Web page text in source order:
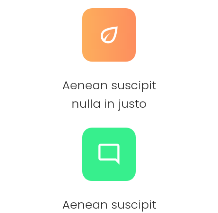
Aenean suscipit
nulla in justo
Aenean suscipit